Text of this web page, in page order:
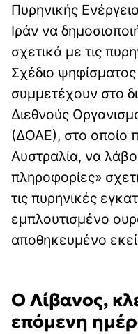
Πυρηνικής
Ιράν να
σχετικά με τις
Σχέδιο
συμμετέχουν στο
Διεθνούς
(ΔΟΑΕ), στο οποίο
Αυστραλία, να
πληροφορίες»
τις πυρηνικές
εμπλουτισμένο
αποθηκευμένο
Ο Λίβανος,
επόμενη